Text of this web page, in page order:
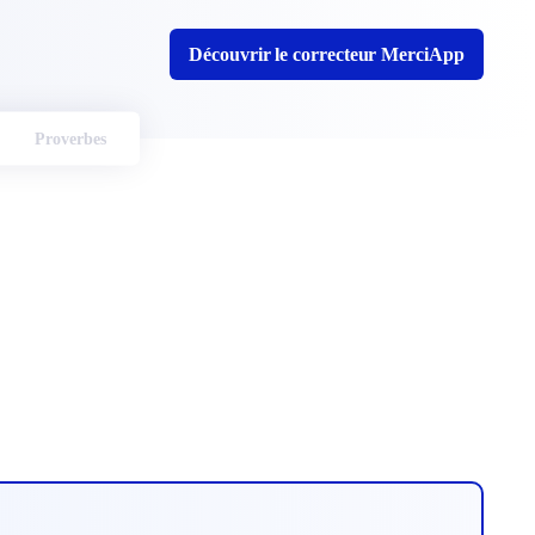
Découvrir le correcteur MerciApp
Proverbes